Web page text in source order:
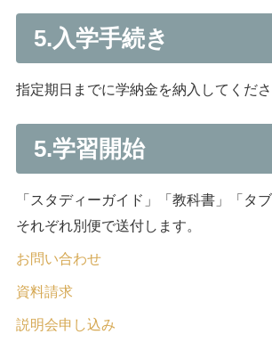
5.入学手続き
指定期日までに学納金を納入してくださ
5.学習開始
「スタディーガイド」「教科書」「タ
それぞれ別便で送付します。
お問い合わせ
資料請求
説明会申し込み